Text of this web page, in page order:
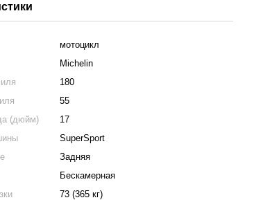
мотоцикл
Michelin
180
55
(дюйм)
17
SuperSport
Задняя
Бескамерная
73 (365 кг)